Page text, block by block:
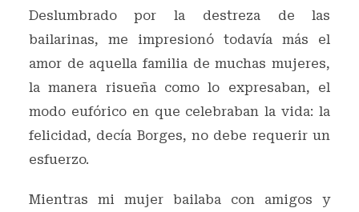
Deslumbrado por la destreza de las
bailarinas, me impresionó todavía más el
amor de aquella familia de muchas mujeres,
la manera risueña como lo expresaban, el
modo eufórico en que celebraban la vida: la
felicidad, decía Borges, no debe requerir un
esfuerzo.
Mientras mi mujer bailaba con amigos y